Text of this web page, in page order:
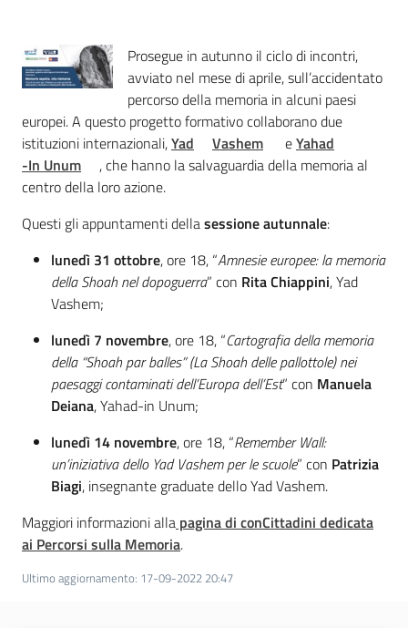
su
Assemblea
legislativa
Assemblea
Attività
Per i media
Prosegue in autunno il ciclo di incontri,
avviato nel mese di aprile, sull’accidentato
percorso della memoria in alcuni paesi
europei. A questo progetto formativo collaborano due
istituzioni internazionali,Yad Vashem eYahad
-In Unum
, che hanno la salvaguardia della memoria al
centro della loro azione.
Questi gli appuntamenti dellasessione autunnale:
lunedì 31 ottobre, ore 18, “Amnesie europee: la memoria
della Shoah nel dopoguerra” con Rita Chiappini, Yad
Vashem;
lunedì 7 novembre, ore 18, “Cartografia della memoria
della “Shoah parballes” (La Shoah delle pallottole) nei
paesaggi contaminati dell’Europa dell’Est” con Manuela
Deiana, Yahad-in Unum;
lunedì 14 novembre, ore 18, “Remember Wall:
un’iniziativa dello YadVashem per le scuole” con Patrizia
Biagi, insegnante graduate dello Yad Vashem.
Maggiori informazioni alla pagina di conCittadini dedicata
ai Percorsi sulla Memoria.
Ultimo aggiornamento: 17-09-2022 20:47